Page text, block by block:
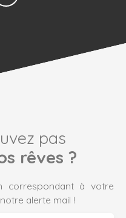
pas
rêves ?
correspondant à votre
alerte mail !